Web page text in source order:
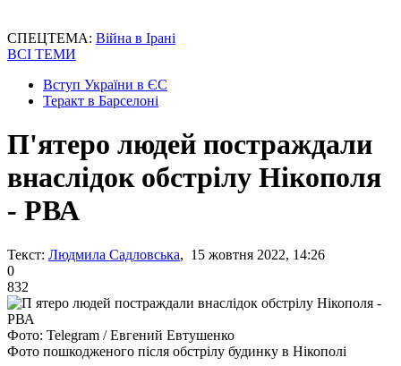
СПЕЦТЕМА: Війна в Ірані
ВСІ ТЕМИ
Вступ України в ЄС
Теракт в Барселоні
П'ятеро людей постраждали
внаслідок обстрілу Нікополя
- РВА
Текст: Людмила Садловська, 15 жовтня 2022, 14:26
0
832
Фото: Telegram / Евгений Евтушенко
Фото пошкодженого після обстрілу будинку в Нікополі